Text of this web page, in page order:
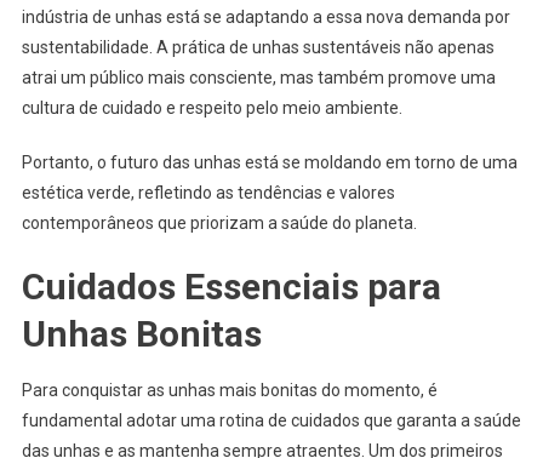
indústria de unhas está se adaptando a essa nova demanda por
sustentabilidade. A prática de unhas sustentáveis não apenas
atrai um público mais consciente, mas também promove uma
cultura de cuidado e respeito pelo meio ambiente.
Portanto, o futuro das unhas está se moldando em torno de uma
estética verde, refletindo as tendências e valores
contemporâneos que priorizam a saúde do planeta.
Cuidados Essenciais para
Unhas Bonitas
Para conquistar as unhas mais bonitas do momento, é
fundamental adotar uma rotina de cuidados que garanta a saúde
das unhas e as mantenha sempre atraentes. Um dos primeiros